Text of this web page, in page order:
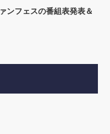
ンフェスの番組表発表＆